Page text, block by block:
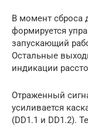
В момент сброса
формируется
запускающий
Остальные
индикации
Отраженный
усиливается
(DD1.1 и DD1.2).